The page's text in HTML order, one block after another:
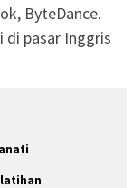
ByteDance.
pasar Inggris